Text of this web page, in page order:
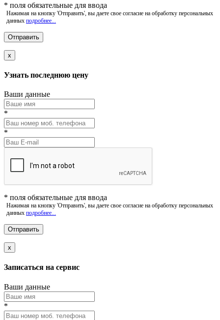
* поля обязательные для ввода
Нажимая на кнопку 'Отправить', вы даете свое согласие на обработку персональных
данных подробнее...
x
Узнать последнюю цену
Ваши данные
*
*
* поля обязательные для ввода
Нажимая на кнопку 'Отправить', вы даете свое согласие на обработку персональных
данных подробнее...
x
Записаться на сервис
Ваши данные
*